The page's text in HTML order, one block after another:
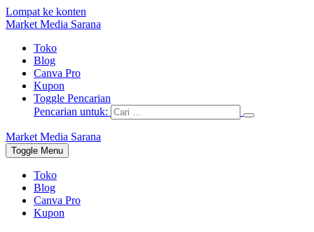
Lompat ke konten
Market Media Sarana
Toko
Blog
Canva Pro
Kupon
Toggle Pencarian
Pencarian untuk:
Market Media Sarana
Toggle Menu
Toko
Blog
Canva Pro
Kupon